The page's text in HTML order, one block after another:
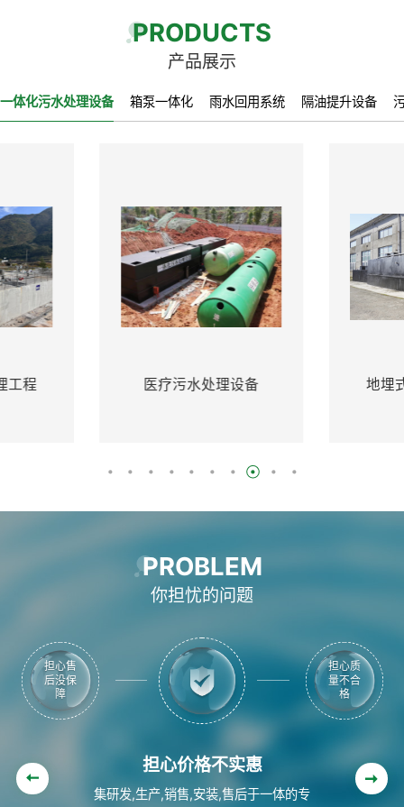
PRODUCTS
产品展示
一体化污水处理设备 箱泵一体化 雨水回用系统 隔油提升设备
疗污水处理设备 地埋式污水处理设备
PROBLEM
你担忧的问题
担心售
后没保
障
担心质
量不合
格
担心价格不实惠
集研发,生产,销售,安装,售后于一体的专